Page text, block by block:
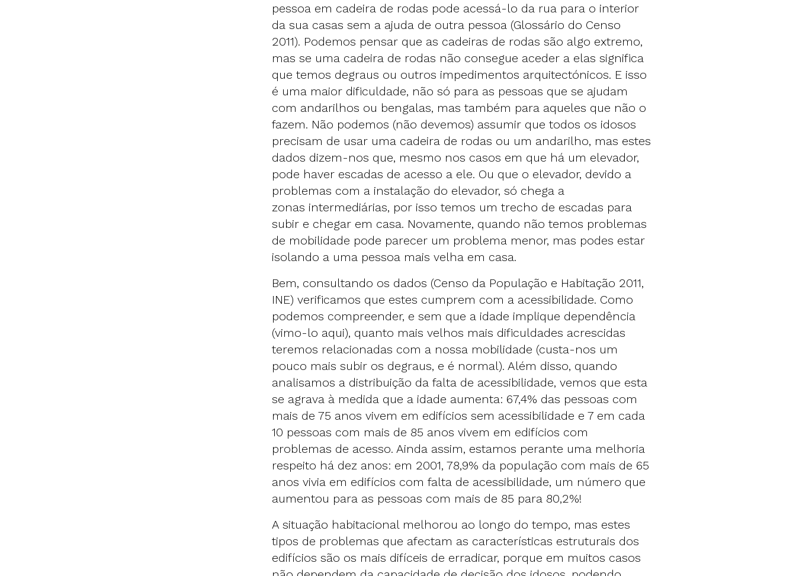
pessoa em cadeira de rodas pode acessá-lo da rua para o interior
da sua casas sem a ajuda de outra pessoa (Glossário do Censo
2011). Podemos pensar que as cadeiras de rodas são algo extremo,
mas se uma cadeira de rodas não consegue aceder a elas significa
que temos degraus ou outros impedimentos arquitectónicos. E isso
é uma maior dificuldade, não só para as pessoas que se ajudam
com andarilhos ou bengalas, mas também para aqueles que não o
fazem. Não podemos (não devemos) assumir que todos os idosos
precisam de usar uma cadeira de rodas ou um andarilho, mas estes
dados dizem-nos que, mesmo nos casos em que há um elevador,
pode haver escadas de acesso a ele. Ou que o elevador, devido a
problemas com a instalação do elevador, só chega a
zonas intermediárias, por isso temos um trecho de escadas para
subir e chegar em casa. Novamente, quando não temos problemas
de mobilidade pode parecer um problema menor, mas podes estar
isolando a uma pessoa mais velha em casa.
Bem, consultando os dados (Censo da População e Habitação 2011,
INE) verificamos que estes cumprem com a acessibilidade. Como
podemos compreender, e sem que a idade implique dependência
(vimo-lo aqui), quanto mais velhos mais dificuldades acrescidas
teremos relacionadas com a nossa mobilidade (custa-nos um
pouco mais subir os degraus, e é normal). Além disso, quando
analisamos a distribuição da falta de acessibilidade, vemos que esta
se agrava à medida que a idade aumenta: 67,4% das pessoas com
mais de 75 anos vivem em edifícios sem acessibilidade e 7 em cada
10 pessoas com mais de 85 anos vivem em edifícios com
problemas de acesso. Ainda assim, estamos perante uma melhoria
respeito há dez anos: em 2001, 78,9% da população com mais de 65
anos vivia em edifícios com falta de acessibilidade, um número que
aumentou para as pessoas com mais de 85 para 80,2%!
A situação habitacional melhorou ao longo do tempo, mas estes
tipos de problemas que afectam as características estruturais dos
edifícios são os mais difíceis de erradicar, porque em muitos casos